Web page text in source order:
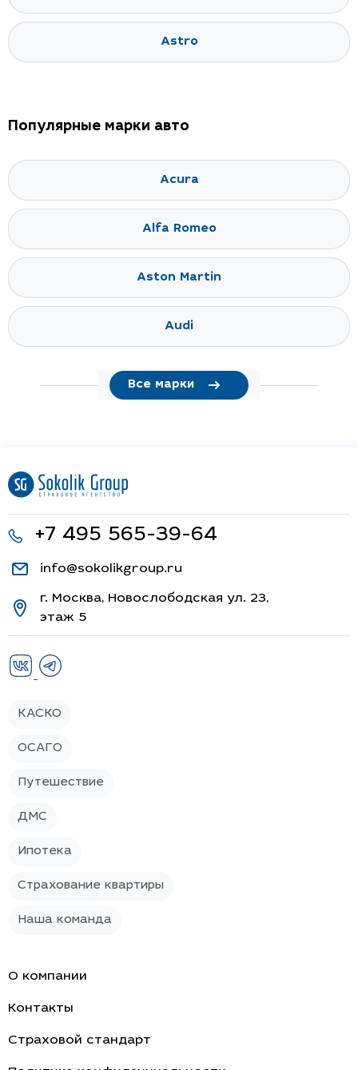
Astro
Популярные марки авто
Acura
Alfa Romeo
Aston Martin
Audi
Все марки
+7 495 565-39-64
info@sokolikgroup.ru
г. Москва, Новослободская ул. 23,
этаж 5
КАСКО
ОСАГО
Путешествие
ДМС
Ипотека
Страхование квартиры
Наша команда
О компании
Контакты
Страховой стандарт